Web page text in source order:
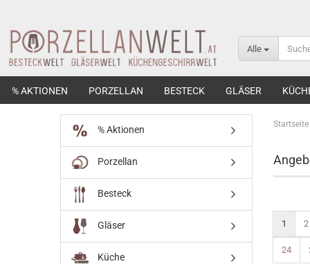
Alle
% AKTIONEN PORZELLAN BESTECK GLÄSER
Startseite
1 2
24
% Aktionen
Porzellan
Besteck
Gläser
Küche